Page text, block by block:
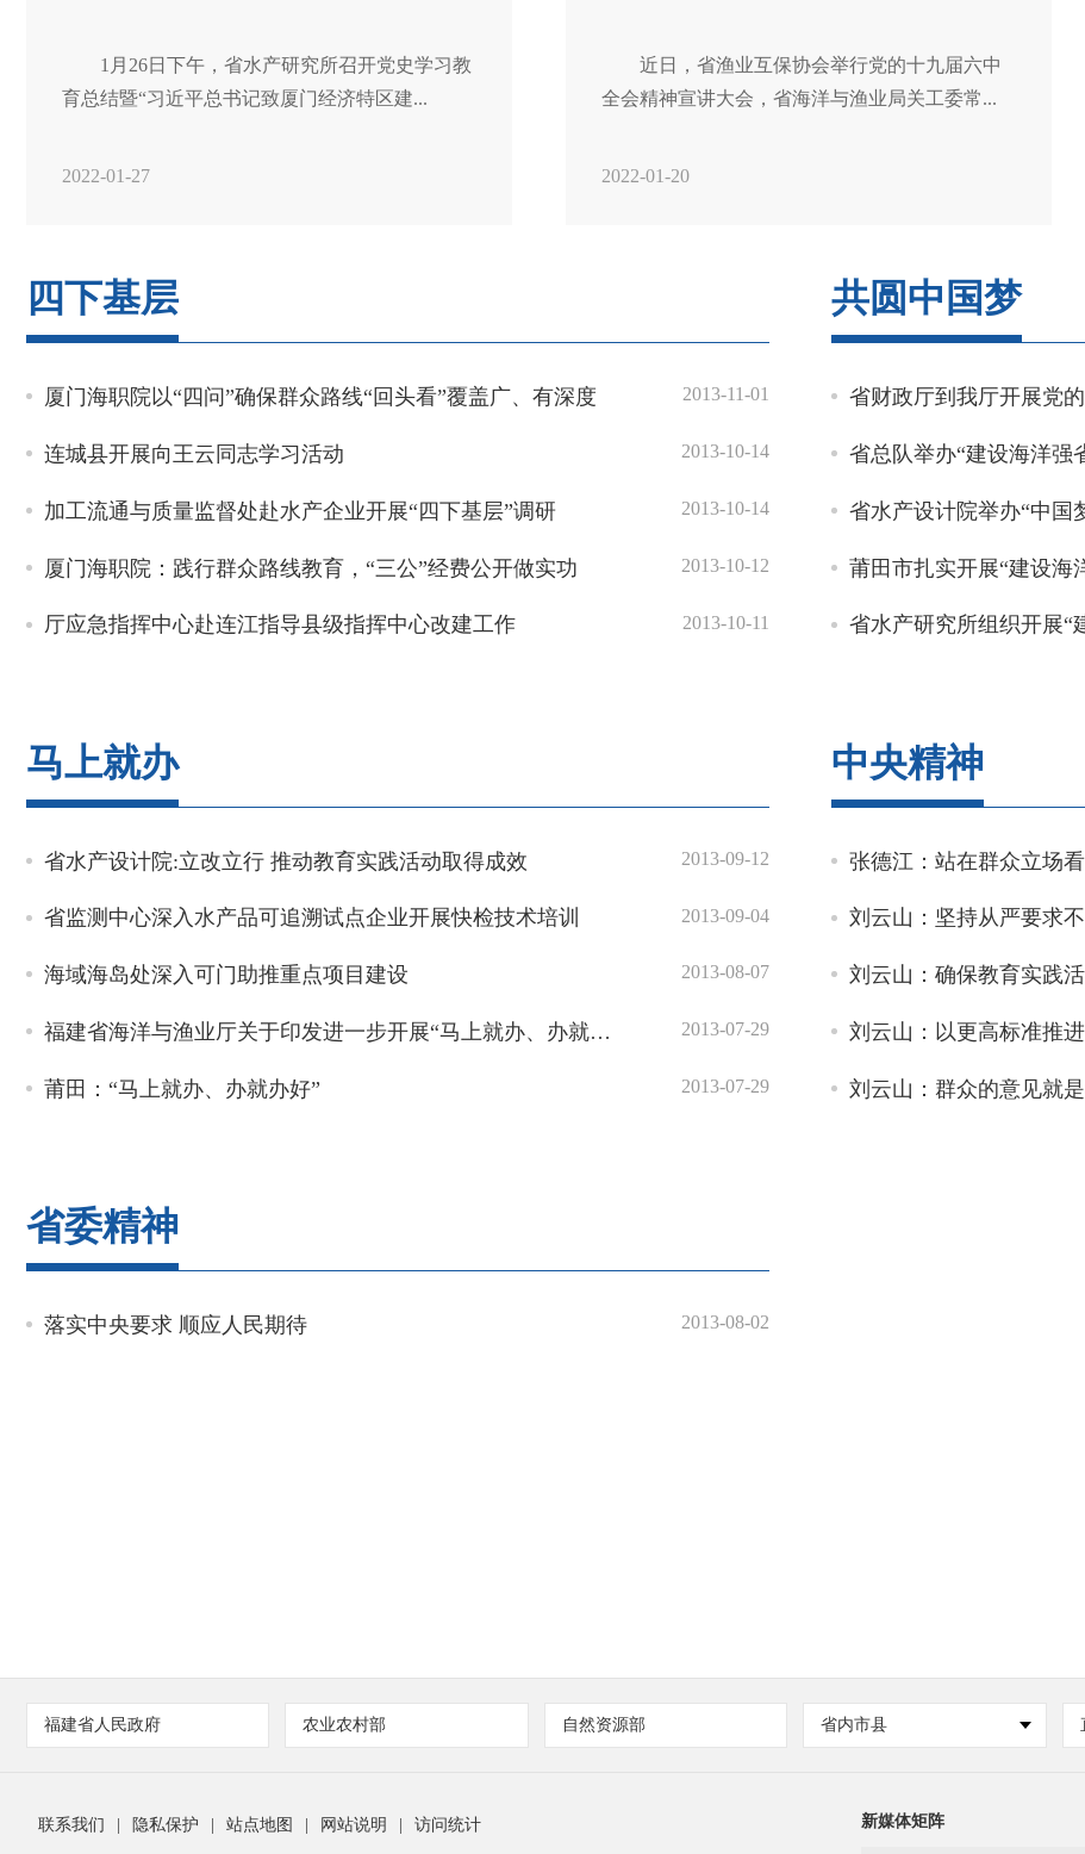
1月26日下午，省水产研究所召开党史学习教
育总结暨“习近平总书记致厦门经济特区建...
2022-01-27
近日，省渔业互保协会举行党的十九届六中
全会精神宣讲大会，省海洋与渔业局关工委常...
2022-01-20
四下基层
厦门海职院以“四问”确保群众路线“回头看”覆盖广、有深度 2013-11-01
连城县开展向王云同志学习活动 2013-10-14
加工流通与质量监督处赴水产企业开展“四下基层”调研 2013-10-14
厦门海职院：践行群众路线教育，“三公”经费公开做实功 2013-10-12
厅应急指挥中心赴连江指导县级指挥中心改建工作 2013-10-11
共圆中国梦
省财政厅到我厅开展党
省水产设计院举办“中国
莆田市扎实开展“建设海
马上就办
省水产设计院:立改立行 推动教育实践活动取得成效 2013-09-12
省监测中心深入水产品可追溯试点企业开展快检技术培训 2013-09-04
海域海岛处深入可门助推重点项目建设 2013-08-07
福建省海洋与渔业厅关于印发进一步开展“马上就办、办就办好”活动方案的通知 2013-07-29
莆田：“马上就办、办就办好” 2013-07-29
中央精神
张德江：站在群众立场
刘云山：坚持从严要求
刘云山：确保教育实践
刘云山：以更高标准推
刘云山：群众的意见就
省委精神
落实中央要求 顺应人民期待 2013-08-02
福建省人民政府 农业农村部 自然资源部 省内市县
联系我们 隐私保护 站点地图 网站说明 访问统计 新媒体矩阵